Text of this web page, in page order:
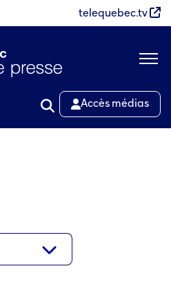
telequebec.tv
Accès médias